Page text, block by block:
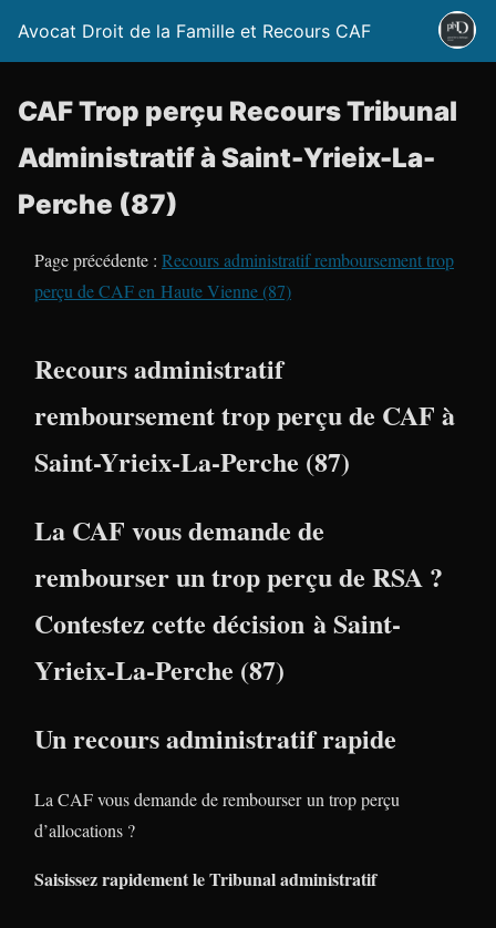
Avocat Droit de la Famille et Recours CAF
CAF Trop perçu Recours Tribunal
Administratif à Saint-Yrieix-La-
Perche (87)
Page précédente : Recours administratif remboursement trop
perçu de CAF en Haute Vienne (87)
Recours administratif
remboursement trop perçu de CAF à
Saint-Yrieix-La-Perche (87)
La CAF vous demande de
rembourser un trop perçu de RSA ?
Contestez cette décision à Saint-
Yrieix-La-Perche (87)
Un recours administratif rapide
La CAF vous demande de rembourser un trop perçu
d’allocations ?
Saisissez rapidement le Tribunal administratif